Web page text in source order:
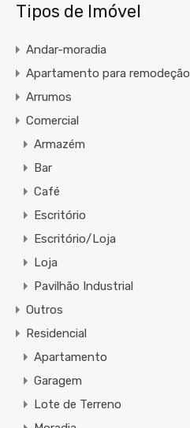
Tipos de Imóvel
Andar-moradia
Apartamento para remodeção
Arrumos
Comercial
Armazém
Bar
Café
Escritório
Escritório/Loja
Loja
Pavilhão Industrial
Outros
Residencial
Apartamento
Garagem
Lote de Terreno